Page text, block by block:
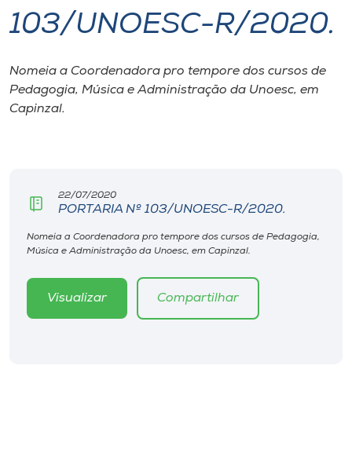
I.nova
Diplomados
Rádio
103/UNOESC-R/2020.
Nomeia a Coordenadora pro tempore dos cursos de
Pedagogia, Música e Administração da Unoesc, em
Capinzal.
22/07/2020
PORTARIA Nº 103/UNOESC-R/2020.
Nomeia a Coordenadora pro tempore dos cursos de Pedagogia,
Música e Administração da Unoesc, em Capinzal.
Visualizar Compartilhar